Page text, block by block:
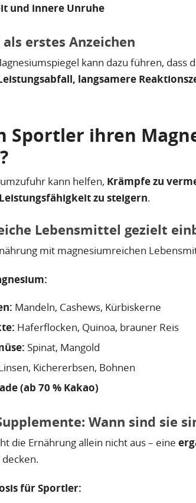
und innere Unruhe
erstes Anzeichen
kann dazu führen, dass
langsamere
Sportler ihren
kann helfen, Krämpfe zu
zu steigern.
Lebensmittel gezielt
mit magnesiumreichen
Mandeln, Cashews, Kürbiskerne
Haferflocken, Quinoa, brauner Reis
Spinat, Mangold
Kichererbsen, Bohnen
(ab 70 % Kakao)
Wann sind sie
die Ernährung allein nicht aus – eine
für Sportler: